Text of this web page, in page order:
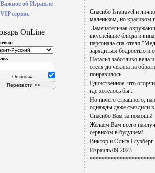
Важное об Израиле
VIP сервис
Спасибо Isratravel и
маленьком, но красивом
Замечательная
вкуснейшие блюда и
персонала спа-отеля
зарядиться бодростью и
Наталья заботливо вела
отеля до чекина на
понравилось.
Единственное, что
где хотелось бы...
Но ничего страшного,
однажды даже съездили
Спасибо Вам за помощь!
Желаем Вам всего
сервисом в будущем!
Виктор и Ольга Глузберг
Израиль 09.2023